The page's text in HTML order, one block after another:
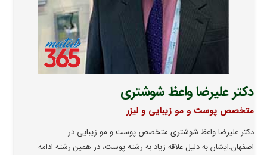
دکتر علیرضا واعظ شوشتری
متخصص پوست و مو زیبایی و لیزر
دکتر علیرضا واعظ شوشتری متخصص پوست و مو زیبایی در
اصفهان.‌ایشان به دلیل علاقه زیاد به رشته پوست، در همین رشته ادامه